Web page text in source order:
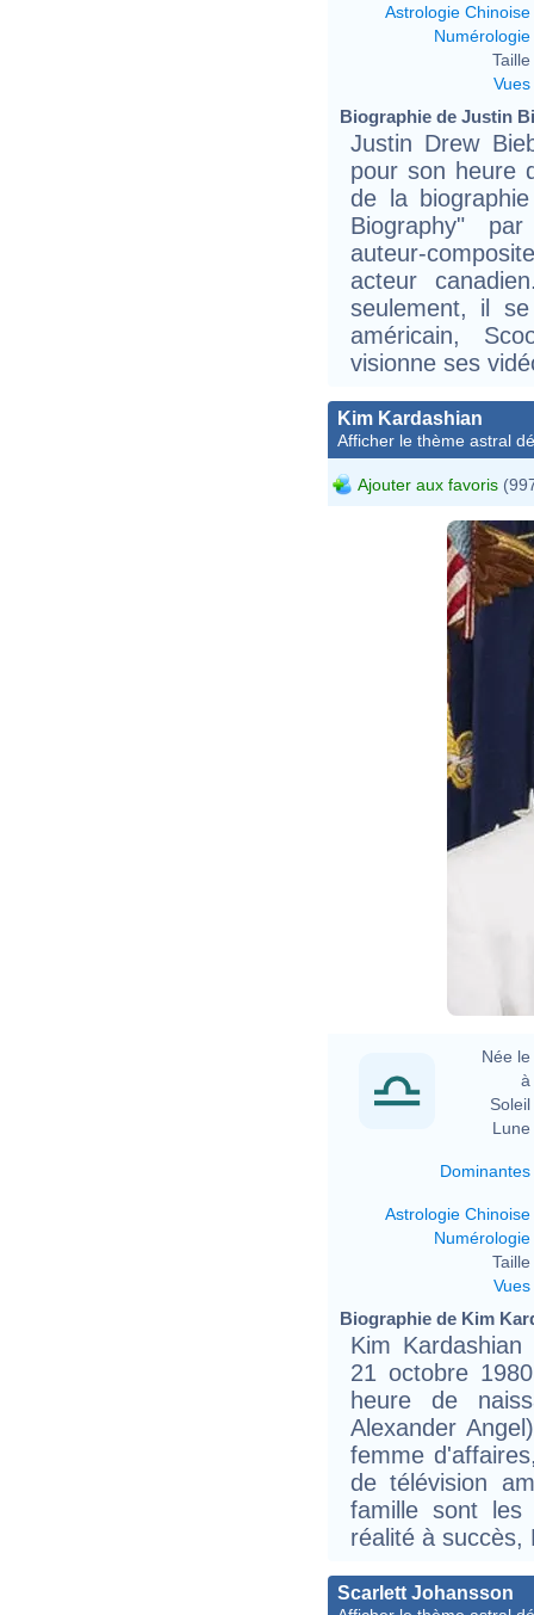
Astrologie Chinoise
Numérologie
Taille
Vues
Biographie de Justin
Justin Drew
pour son heure
de la
Biography"
auteur-
acteur
seulement, il
américain,
visionne ses
Kim Kardashian
Afficher le thème astral
Ajouter aux favoris
Née le
à
Soleil
Lune
Dominantes
Astrologie Chinoise
Numérologie
Taille
Vues
Biographie de Kim
Kim
21 octobre
heure de
Alexander
femme
de télévision
famille sont les
réalité à succès,
Scarlett Johansson